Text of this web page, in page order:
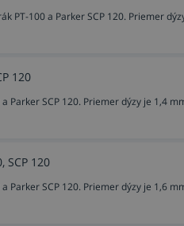
PT-100 a Parker SCP 120. Priemer
120
Parker SCP 120. Priemer dýzy je 1,4
SCP 120
Parker SCP 120. Priemer dýzy je 1,6